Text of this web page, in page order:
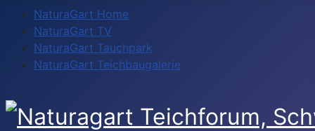
NaturaGart Home
NaturaGart TV
NaturaGart Tauchpark
NaturaGart Teichbaugalerie